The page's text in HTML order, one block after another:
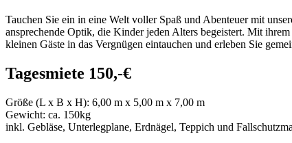
Tauchen Sie ein in eine Welt voller Spaß und Abenteuer mit
ansprechende Optik, die Kinder jeden Alters begeistert. Mit
kleinen Gäste in das Vergnügen eintauchen und erleben Sie
Tagesmiete 150,-€
Größe (L x B x H): 6,00 m x 5,00 m x 7,00 m
Gewicht: ca. 150kg
inkl. Gebläse, Unterlegplane, Erdnägel, Teppich und